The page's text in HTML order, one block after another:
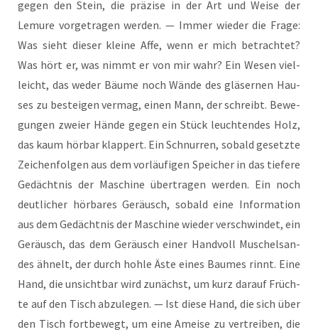
gegen den Stein, die prä­zi­se in der Art und Wei­se der
Lemu­re vor­ge­tra­gen wer­den. — Immer wie­der die Fra­ge:
Was sieht die­ser klei­ne Affe, wenn er mich betrach­tet?
Was hört er, was nimmt er von mir wahr? Ein Wesen viel­
leicht, das weder Bäu­me noch Wän­de des glä­ser­nen Hau­
ses zu bestei­gen ver­mag, einen Mann, der schreibt. Bewe­
gun­gen zwei­er Hän­de gegen ein Stück leuch­ten­des Holz,
das kaum hör­bar klap­pert. Ein Schnur­ren, sobald gesetz­te
Zei­chen­fol­gen aus dem vor­läu­fi­gen Spei­cher in das tie­fe­re
Gedächt­nis der Maschi­ne über­tra­gen wer­den. Ein noch
deut­li­cher hör­ba­res Geräusch, sobald eine Infor­ma­ti­on
aus dem Gedächt­nis der Maschi­ne wie­der ver­schwin­det, ein
Geräusch, das dem Geräusch einer Hand­voll Muschel­san­
des ähnelt, der durch hoh­le Äste eines Bau­mes rinnt. Eine
Hand, die unsicht­bar wird zunächst, um kurz dar­auf Früch­
te auf den Tisch abzu­le­gen. — Ist die­se Hand, die sich über
den Tisch fort­be­wegt, um eine Amei­se zu ver­trei­ben, die